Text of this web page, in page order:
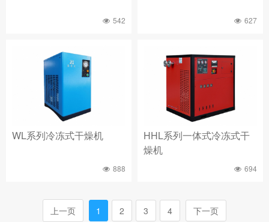
542 627
WL系列冷冻式干燥机
888
HHL系列一体式冷冻式干
燥机
694
上一页 1 2 3 4 下一页